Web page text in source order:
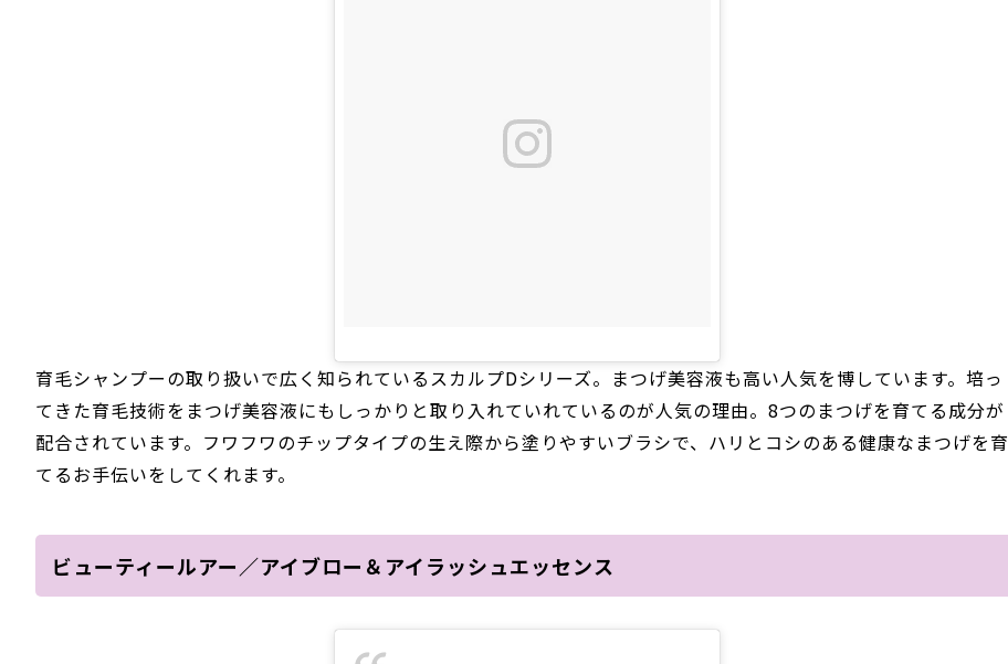
育毛シャンプーの取り扱いで広く知られているスカルプDシリーズ。まつげ美容液も高い人気を博しています。培っ
てきた育毛技術をまつげ美容液にもしっかりと取り入れていれているのが人気の理由。8つのまつげを育てる成分が
配合されています。フワフワのチップタイプの生え際から塗りやすいブラシで、ハリとコシのある健康なまつげを育
てるお手伝いをしてくれます。
ビューティールアー／アイブロー＆アイラッシュエッセンス